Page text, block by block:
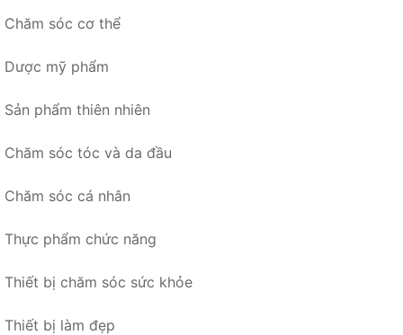
Chăm sóc cơ thể
Dược mỹ phẩm
Sản phẩm thiên nhiên
Chăm sóc tóc và da đầu
Chăm sóc cá nhân
Thực phẩm chức năng
Thiết bị chăm sóc sức khỏe
Thiết bị làm đẹp